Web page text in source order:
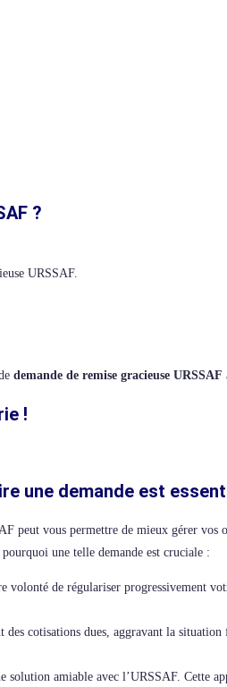
?
URSSAF.
demande de remise gracieuse URSSAF
!
une demande est
peut vous permettre de mieux gérer
une telle demande est cruciale :
de régulariser progressivement
cotisations dues, aggravant la
amiable avec l’URSSAF. Cette